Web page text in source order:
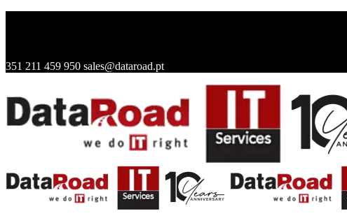
351 211 459 950 sales@dataroad.pt